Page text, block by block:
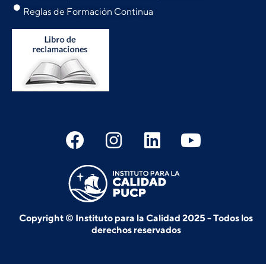
Reglas de Formación Continua
Copyright © Instituto para la Calidad 2025 - Todos los
derechos reservados